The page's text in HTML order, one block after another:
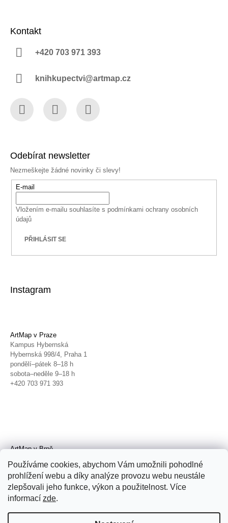
Používáme cookies, abychom Vám umožnili pohodlné
prohlížení webu a díky analýze provozu webu neustále
zlepšovali jeho funkce, výkon a použitelnost. Více
informací zde.
Kontakt
+420 703 971 393
knihkupectvi@artmap.cz
Odebírat newsletter
Nezmeškejte žádné novinky či slevy!
E-mail
Vložením e-mailu souhlasíte s podmínkami ochrany osobních
údajů
PŘIHLÁSIT SE
Instagram
ArtMap v Praze
Kampus Hybernská
Hybernská 998/4, Praha 1
pondělí–pátek 8–18 h
sobota–neděle 9–18 h
+420 703 971 393
ArtMap v Brně
Radnická 4, Brno
úterý–pátek 11–19 h
sobota 14–19 h
+420 702 152 298